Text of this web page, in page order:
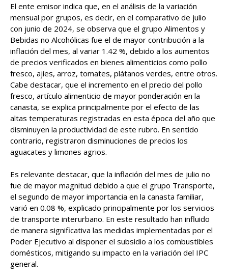
El ente emisor indica que, en el análisis de la variación
mensual por grupos, es decir, en el comparativo de julio
con junio de 2024, se observa que el grupo Alimentos y
Bebidas no Alcohólicas fue el de mayor contribución a la
inflación del mes, al variar 1.42 %, debido a los aumentos
de precios verificados en bienes alimenticios como pollo
fresco, ajíes, arroz, tomates, plátanos verdes, entre otros.
Cabe destacar, que el incremento en el precio del pollo
fresco, artículo alimenticio de mayor ponderación en la
canasta, se explica principalmente por el efecto de las
altas temperaturas registradas en esta época del año que
disminuyen la productividad de este rubro. En sentido
contrario, registraron disminuciones de precios los
aguacates y limones agrios.
Es relevante destacar, que la inflación del mes de julio no
fue de mayor magnitud debido a que el grupo Transporte,
el segundo de mayor importancia en la canasta familiar,
varió en 0.08 %, explicado principalmente por los servicios
de transporte interurbano. En este resultado han influido
de manera significativa las medidas implementadas por el
Poder Ejecutivo al disponer el subsidio a los combustibles
domésticos, mitigando su impacto en la variación del IPC
general.